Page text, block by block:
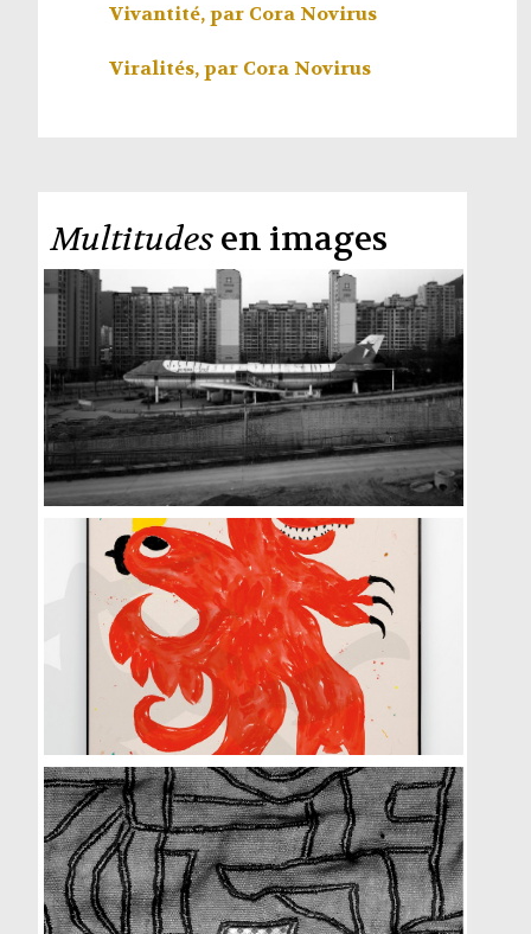
Vivantité, par Cora Novirus
Viralités, par Cora Novirus
Multitudesen images